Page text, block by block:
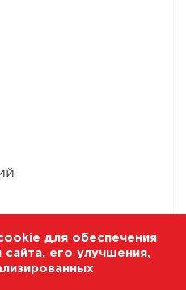
для обеспечения
сайта, его улучшения,